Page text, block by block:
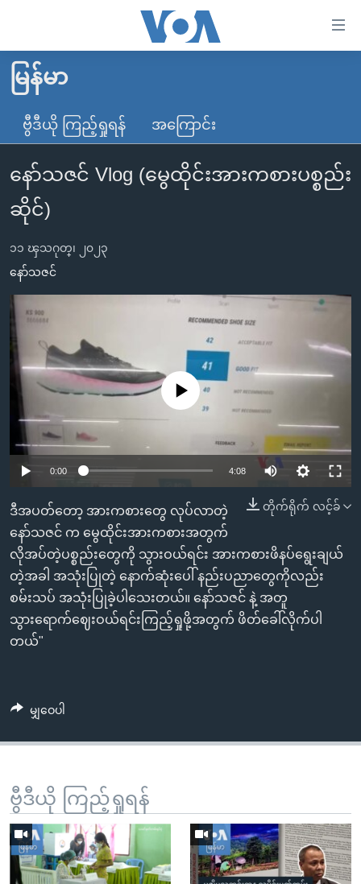
လွယ်ကူ
စေ
သည့်
Link
များ
ပင်မ
သို့
ကျော်
ပင်မ
ညွန်း
စာမျက်နှာ
ကျော်
ကြည့်
ရှာဖွေ
ရန်
နေရာ
သို့
ကျော်
ရန်
မူလစာမျက်နှာ
မြန်မာ
ကမ္ဘာ့သတင်းများ
နိုင်ငံတကာ
အမေရိကန်
အစ္စရေး-ပါလက်စတိုင်း
ဗွီဒီယို
သတင်းလွတ်လပ်ခွင့်
ရပ်ဝန်းတခု လမ်းတခု အလွန်
အင်္ဂလိပ်စာလေ့လာမယ်
မကြေးမုံရဲ့ အင်္ဂလိပ်စာ
ရုပ်ရှင်ထဲက အင်္ဂလိပ်စာ
သုတပဒေသာ အင်္ဂလိပ်စာ
ရေဒီယို
တီဗွီ
ရေဒီယိုနှင့်ရုပ်သံ အချက်အလက်များ
ရေဒီယို/တီဗွီအစီအစဉ်
Learning English
ဗွီအိုအေ လူမှုကွန်ယက်များ
ဘာသာစကားများ
မြန်မာ
ဗွီဒီယို ကြည့်ရှုရန် အကြောင်း
နော်သဇင် Vlog (မွေထိုင်းအားကစားပစ္စည်း
ဆိုင်)
၁၁ ၾသဂုတ္၊ ၂၀၂၃
နော်သဇင်
No media source currently available
0:00 4:08
တိုက်ရိုက် လင့်ခ်
ဒီအပတ်တော့ အားကစားတွေ လုပ်လာတဲ့
နော်သဇင် က မွေထိုင်းအားကစားအတွက်
လိုအပ်တဲ့ပစ္စည်းတွေကို သွားဝယ်ရင်း အားကစားဖိနပ်ရွေးချယ်
တဲ့အခါ အသုံးပြုတဲ့ နောက်ဆုံးပေါ် နည်းပညာတွေကိုလည်း
စမ်းသပ် အသုံးပြုခဲ့ပါသေးတယ်။ နော်သဇင် နဲ့ အတူ
သွားရောက်ဈေးဝယ်ရင်းကြည့်ရှုဖို့အတွက် ဖိတ်ခေါ်လိုက်ပါ
တယ်"
မျှဝေပါ
ဗွီဒီယို ကြည့်ရှုရန်